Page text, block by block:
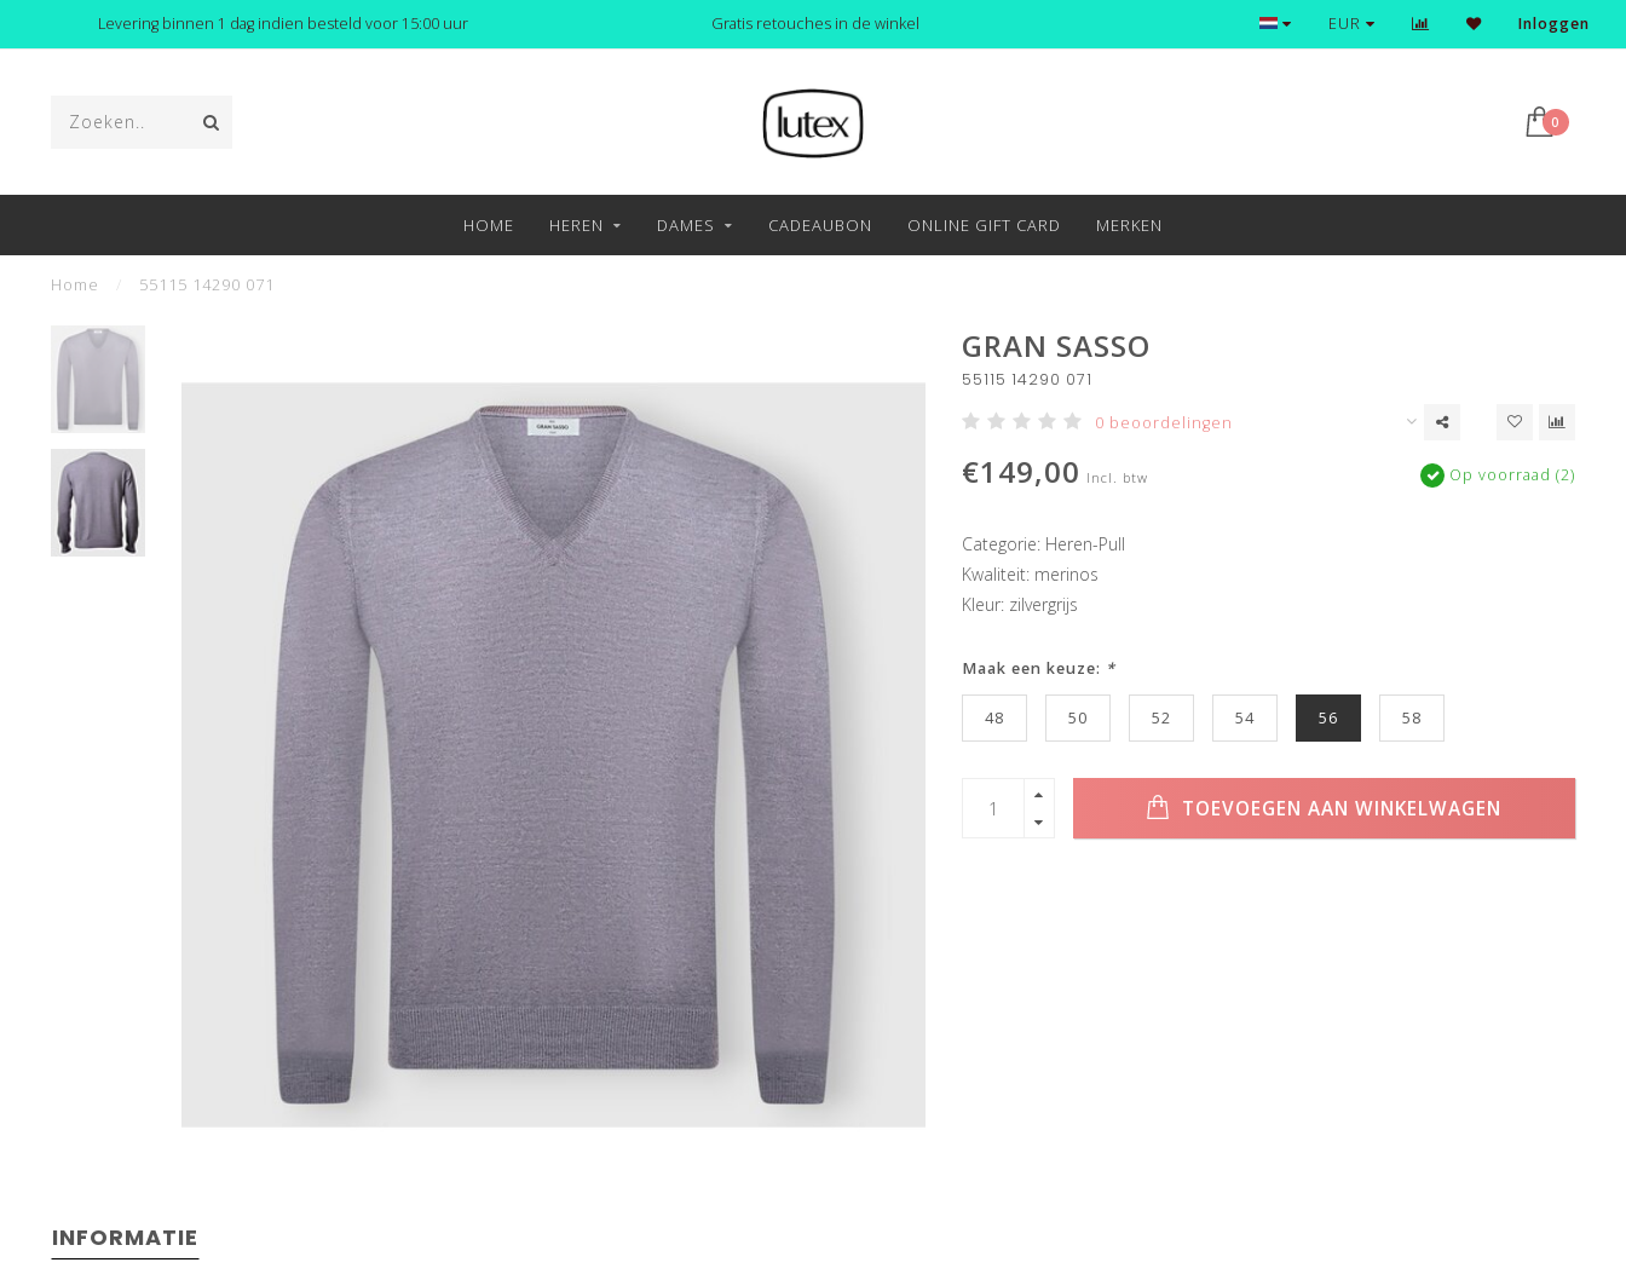
Levering binnen 1 dag indien besteld voor 15:00 uur Gratis retouches in de winkel Ontdek en shop de nieuwste trends
EUR Inloggen
0
HOME HEREN DAMES CADEAUBON ONLINE GIFT CARD MERKEN
Home 55115 14290 071
GRAN SASSO
55115 14290 071
0 beoordelingen
€149,00 Incl. btw Op voorraad (2)
Categorie: Heren-Pull
Kwaliteit: merinos
Kleur: zilvergrijs
Maak een keuze: *
48 50 52 54 56 58
TOEVOEGEN AAN WINKELWAGEN
INFORMATIE